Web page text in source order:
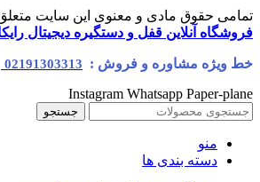
تمامی حقوق مادی و معنوی این سایت
فروشگاه آنلاین قفل و دستگیره دیجیتال
خط ویژه مشاوره و فروش : 02191303313
Instagram Whatsapp Paper-plane
جستجو
منو
دسته بندی ها